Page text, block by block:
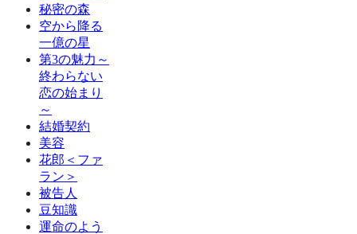
秘密の森
空から降る
一億の星
第3の魅力～
終わらない
恋の始まり
～
結婚契約
美容
花郎＜ファ
ラン＞
被告人
豆知識
運命のよう